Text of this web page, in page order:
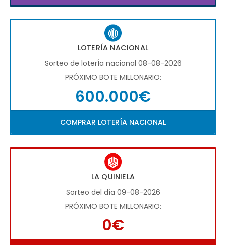
LOTERÍA NACIONAL
Sorteo de loterÍa nacional 08-08-2026
PRÓXIMO BOTE MILLONARIO:
600.000€
COMPRAR LOTERÍA NACIONAL
LA QUINIELA
Sorteo del día 09-08-2026
PRÓXIMO BOTE MILLONARIO:
0€